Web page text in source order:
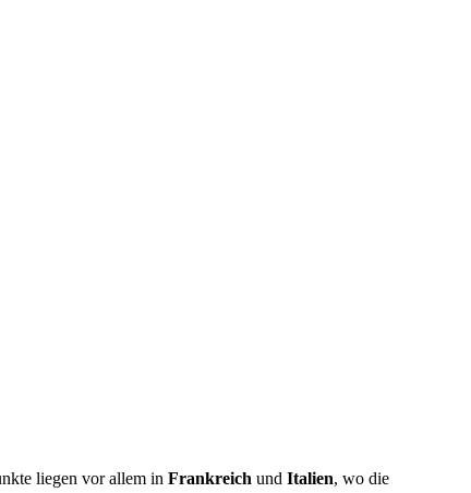
liegen vor allem in Frankreich und Italien, wo die